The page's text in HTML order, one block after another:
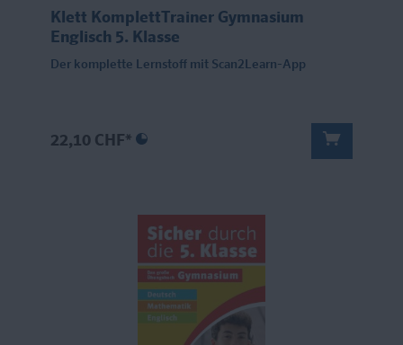
Klett KomplettTrainer Gymnasium
Englisch 5. Klasse
Der komplette Lernstoff mit Scan2Learn-App
22,10 CHF*